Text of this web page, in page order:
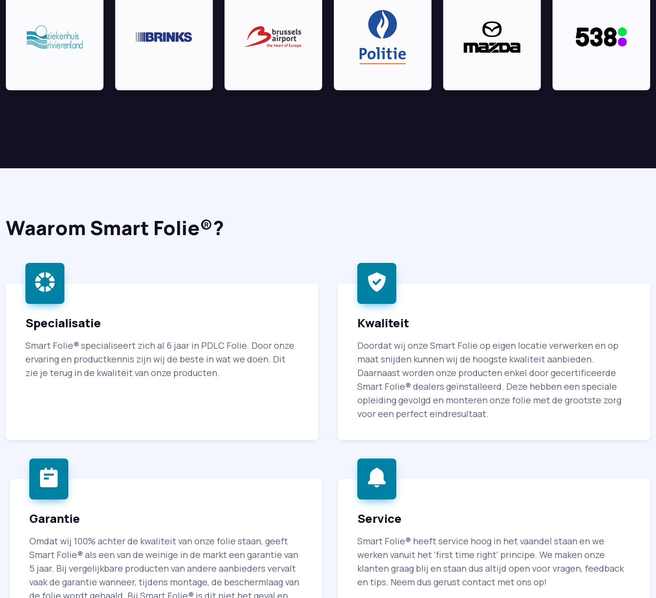
Waarom Smart Folie®?
Specialisatie
Smart Folie® specialiseert zich al 6 jaar in PDLC Folie. Door onze
ervaring en productkennis zijn wij de beste in wat we doen. Dit
zie je terug in de kwaliteit van onze producten.
Kwaliteit
Doordat wij onze Smart Folie op eigen locatie verwerken en op
maat snijden kunnen wij de hoogste kwaliteit aanbieden.
Daarnaast worden onze producten enkel door gecertificeerde
Smart Folie® dealers geïnstalleerd. Deze hebben een speciale
opleiding gevolgd en monteren onze folie met de grootste zorg
voor een perfect eindresultaat.
Garantie
Omdat wij 100% achter de kwaliteit van onze folie staan, geeft
Smart Folie® als een van de weinige in de markt een garantie van
5 jaar. Bij vergelijkbare producten van andere aanbieders vervalt
vaak de garantie wanneer, tijdens montage, de beschermlaag van
de folie wordt gehaald. Bij Smart Folie® is dit niet het geval en
Service
Smart Folie® heeft service hoog in het vaandel staan en we
werken vanuit het 'first time right' principe. We maken onze
klanten graag blij en staan dus altijd open voor vragen, feedback
en tips. Neem dus gerust contact met ons op!